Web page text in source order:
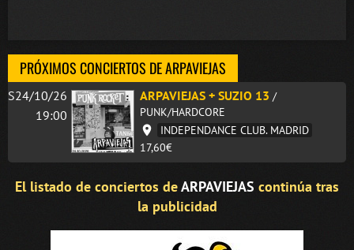
PRÓXIMOS CONCIERTOS DE ARPAVIEJAS
S24/10/26
19:00
ARPAVIEJAS + SUZIO 13 /
PUNK/HARDCORE
INDEPENDANCE CLUB. MADRID
17,60€
El listado de conciertos deARPAVIEJAS continúa tras
la publicidad